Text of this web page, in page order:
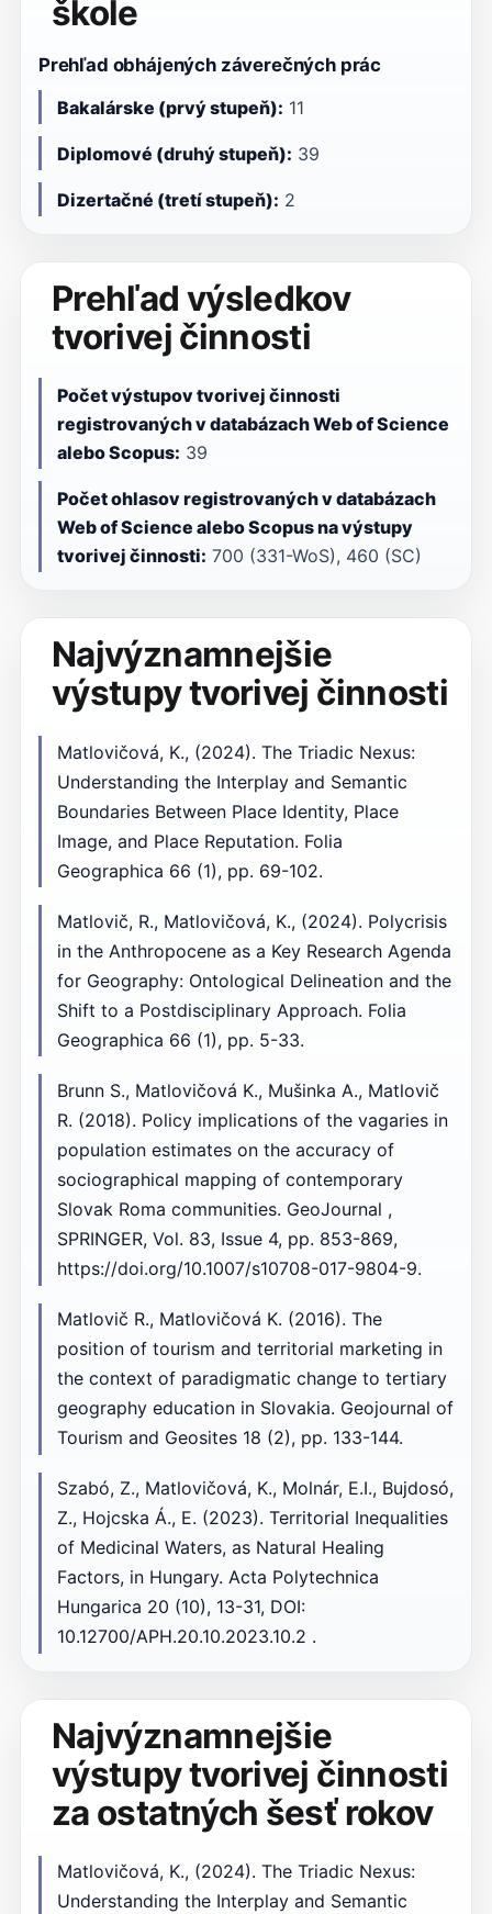
škole
Prehľad obhájených záverečných prác
Bakalárske (prvý stupeň): 11
Diplomové (druhý stupeň): 39
Dizertačné (tretí stupeň): 2
Prehľad výsledkov
tvorivej činnosti
Počet výstupov tvorivej činnosti
registrovaných v databázach Web of Science
alebo Scopus: 39
Počet ohlasov registrovaných v databázach
Web of Science alebo Scopus na výstupy
tvorivej činnosti: 700 (331-WoS), 460 (SC)
Najvýznamnejšie
výstupy tvorivej činnosti
Matlovičová, K., (2024). The Triadic Nexus:
Understanding the Interplay and Semantic
Boundaries Between Place Identity, Place
Image, and Place Reputation. Folia
Geographica 66 (1), pp. 69-102.
Matlovič, R., Matlovičová, K., (2024). Polycrisis
in the Anthropocene as a Key Research Agenda
for Geography: Ontological Delineation and the
Shift to a Postdisciplinary Approach. Folia
Geographica 66 (1), pp. 5-33.
Brunn S., Matlovičová K., Mušinka A., Matlovič
R. (2018). Policy implications of the vagaries in
population estimates on the accuracy of
sociographical mapping of contemporary
Slovak Roma communities. GeoJournal ,
SPRINGER, Vol. 83, Issue 4, pp. 853-869,
https://doi.org/10.1007/s10708-017-9804-9.
Matlovič R., Matlovičová K. (2016). The
position of tourism and territorial marketing in
the context of paradigmatic change to tertiary
geography education in Slovakia. Geojournal of
Tourism and Geosites 18 (2), pp. 133-144.
Szabó, Z., Matlovičová, K., Molnár, E.I., Bujdosó,
Z., Hojcska Á., E. (2023). Territorial Inequalities
of Medicinal Waters, as Natural Healing
Factors, in Hungary. Acta Polytechnica
Hungarica 20 (10), 13-31, DOI:
10.12700/APH.20.10.2023.10.2 .
Najvýznamnejšie
výstupy tvorivej činnosti
za ostatných šesť rokov
Matlovičová, K., (2024). The Triadic Nexus:
Understanding the Interplay and Semantic